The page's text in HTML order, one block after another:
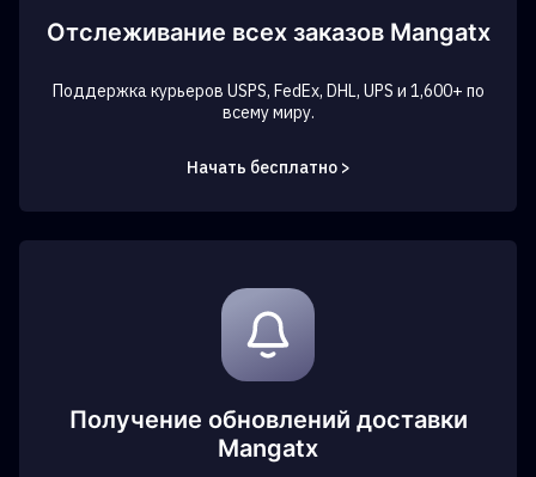
Отслеживание всех заказов Mangatx
Поддержка курьеров USPS, FedEx, DHL, UPS и 1,600+ по
всему миру.
Начать бесплатно >
Получение обновлений доставки
Mangatx